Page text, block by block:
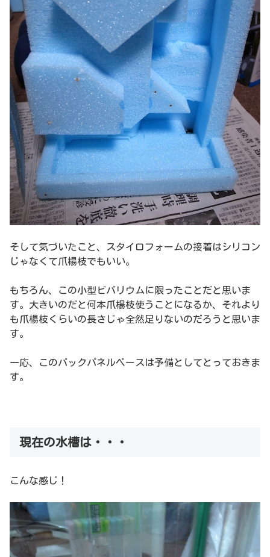
そして気づいたこと、スタイロフォームの接着はシリコン
じゃなくて爪楊枝でもいい。
もちろん、この小型ビバリウムに限ったことだと思いま
す。大きいのだと何本爪楊枝使うことになるか、それより
も爪楊枝くらいの長さじゃ全然足りないのだろうと思いま
す。
一応、このバックパネルベースは予備としてとっておきま
す。
現在の水槽は・・・
こんな感じ！